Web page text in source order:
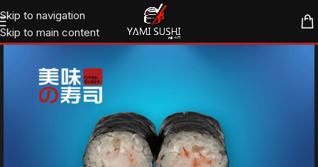
Skip to navigation
Skip to main content